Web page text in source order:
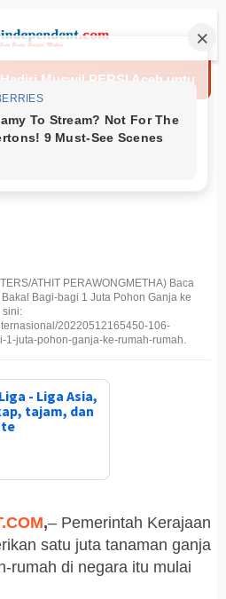
PERSI Aceh untuk
Pohon Ganja ke
ATHIT PERAWONGMETHA) Baca
Bagi-bagi 1 Juta Pohon Ganja ke
sini:
20220512165450-106-
juta-pohon-ganja-ke-rumah-rumah.
- Liga Asia,
tajam, dan
,– Pemerintah Kerajaan
satu juta tanaman ganja
rumah di negara itu mulai